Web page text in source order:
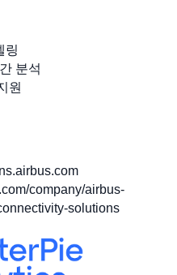
링
분석
원
company/airbus-
solutions